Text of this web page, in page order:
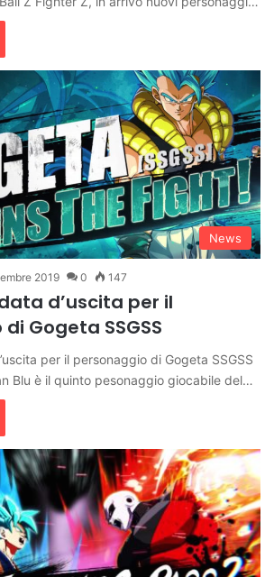
News
2019 0 147
d’uscita per il
Gogeta SSGSS
per il personaggio di Gogeta SSGSS
Blu è il quinto pesonaggio giocabile del…